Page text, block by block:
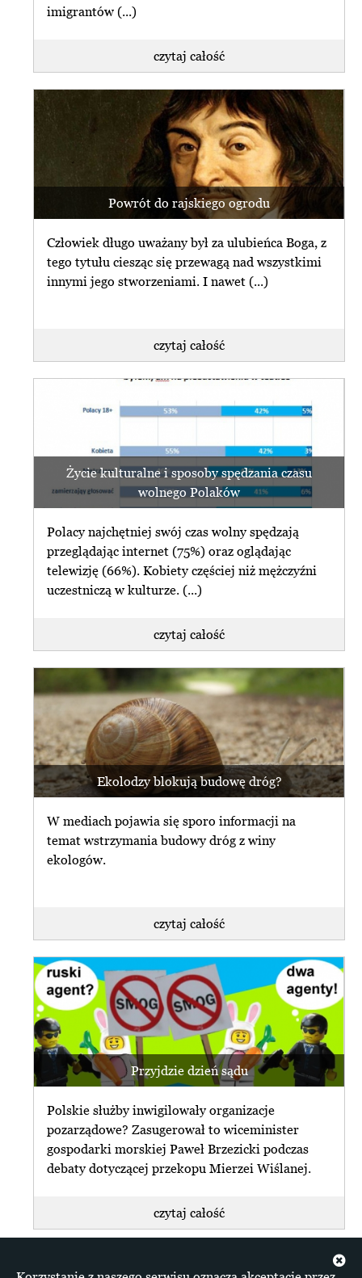
imigrantów (...)
czytaj całość
Powrót do rajskiego ogrodu
Człowiek długo uważany był za ulubieńca Boga, z
tego tytułu ciesząc się przewagą nad wszystkimi
innymi jego stworzeniami. I nawet (...)
czytaj całość
Życie kulturalne i sposoby spędzania czasu
wolnego Polaków
Polacy najchętniej swój czas wolny spędzają
przeglądając internet (75%) oraz oglądając
telewizję (66%). Kobiety częściej niż mężczyźni
uczestniczą w kulturze. (...)
czytaj całość
Ekolodzy blokują budowę dróg?
W mediach pojawia się sporo informacji na
temat wstrzymania budowy dróg z winy
ekologów.
czytaj całość
Przyjdzie dzień sądu
Polskie służby inwigilowały organizacje
pozarządowe? Zasugerował to wiceminister
gospodarki morskiej Paweł Brzezicki podczas
debaty dotyczącej przekopu Mierzei Wiślanej.
czytaj całość